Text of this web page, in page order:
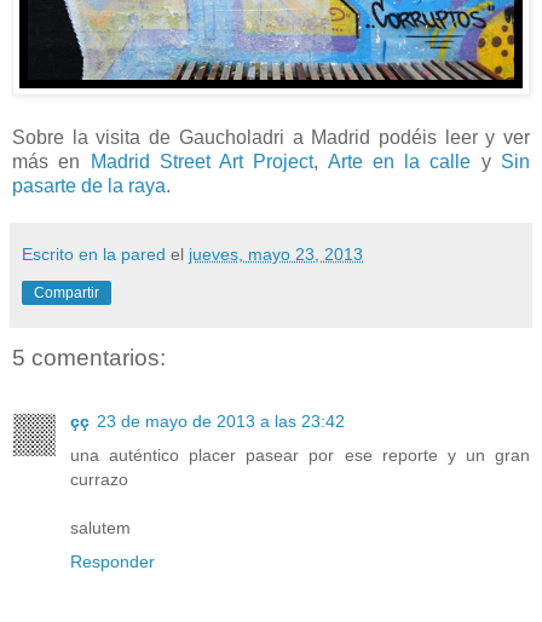
Sobre la visita de Gaucholadri a Madrid podéis leer y ver
más en
Madrid Street Art Project, Arte en la calle y Sin
pasarte de la raya.
Escrito en la pared el jueves, mayo 23, 2013
Compartir
5 comentarios:
çç 23 de mayo de 2013 a las 23:42
una auténtico placer pasear por ese reporte y un gran
currazo
salutem
Responder